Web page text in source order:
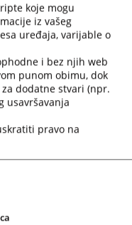
koje mogu
iz vašeg
uređaja, varijable o
i bez njih web
punom obimu, dok
dodatne stvari (npr.
usavršavanja
pravo na